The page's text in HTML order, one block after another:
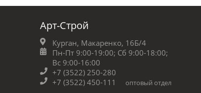
Арт-Строй
Курган, Макаренко, 16Б/4
Пн-Пт 9:00-19:00; Сб 9:00-18:00;
Вс 9:00-16:00
+7 (3522) 250-280
+7 (3522) 450-111
оптовый отдел